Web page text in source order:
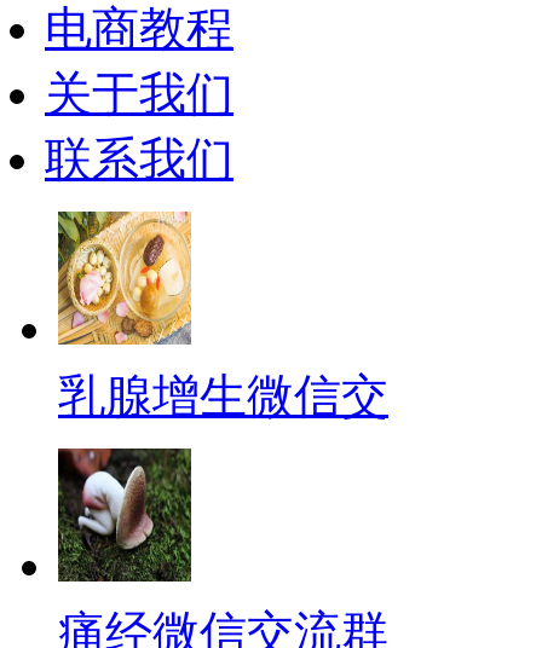
电商教程
关于我们
联系我们
乳腺增生微信交
痛经微信交流群